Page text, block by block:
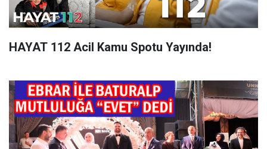
HAYAT 112 Acil Kamu Spotu Yayında!